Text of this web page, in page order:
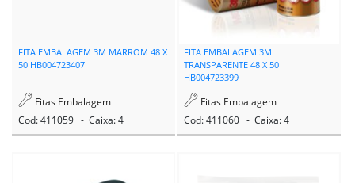
FITA EMBALAGEM 3M MARROM 48 X
50 HB004723407
Fitas Embalagem
Cod: 411059 - Caixa: 4
FITA EMBALAGEM 3M
TRANSPARENTE 48 X 50
HB004723399
Fitas Embalagem
Cod: 411060 - Caixa: 4